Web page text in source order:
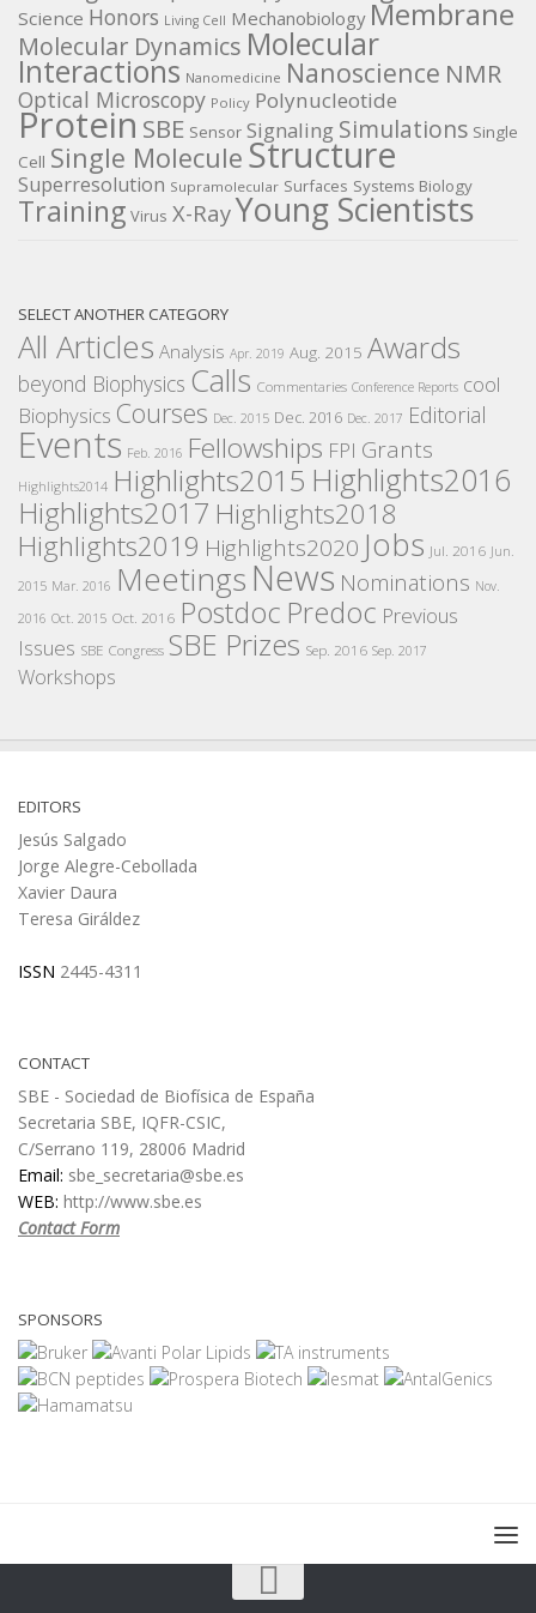
Science Honors Living Cell Mechanobiology Membrane
Molecular Dynamics Molecular
Interactions Nanomedicine Nanoscience NMR
Optical Microscopy Policy Polynucleotide
Protein SBE Sensor Signaling Simulations Single
Cell Single Molecule Structure
Superresolution Supramolecular Surfaces Systems Biology
Training Virus X-RayYoung Scientists
SELECT ANOTHER CATEGORY
All Articles Analysis Apr. 2019 Aug. 2015 Awards
beyond Biophysics Calls Commentaries Conference Reports cool
Biophysics Courses Dec. 2015 Dec. 2016 Dec. 2017 Editorial
Events Feb. 2016 Fellowships FPI Grants
Highlights2014 Highlights2015 Highlights2016
Highlights2017 Highlights2018
Highlights2019 Highlights2020 Jobs Jul. 2016 Jun.
2015 Mar. 2016 MeetingsNews Nominations Nov.
2016 Oct. 2015 Oct. 2016 Postdoc Predoc Previous
Issues SBE Congress SBE Prizes Sep. 2016 Sep. 2017
Workshops
EDITORS
Jesús Salgado
Jorge Alegre-Cebollada
Xavier Daura
Teresa Giráldez
ISSN 2445-4311
CONTACT
SBE - Sociedad de Biofísica de España
Secretaria SBE, IQFR-CSIC,
C/Serrano 119, 28006 Madrid
Email: sbe_secretaria@sbe.es
WEB: http://www.sbe.es
Contact Form
SPONSORS